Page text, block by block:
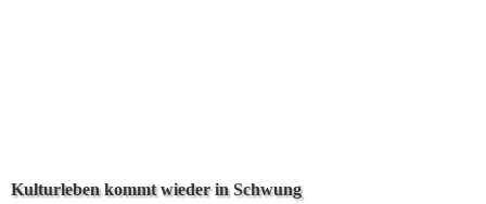
Kulturleben kommt wieder in Schwung